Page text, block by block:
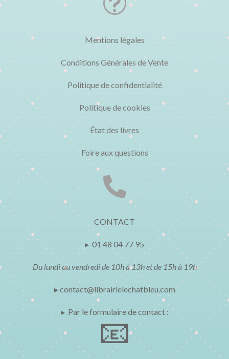
Mentions légales
Conditions Générales de Vente
Politique de confidentialité
Politique de cookies
État des livres
Foire aux questions

CONTACT
▸ 01 48 04 77 95
Du lundi au vendredi de 10h à 13h et de 15h à 19h
▸ contact@librairielechatbleu.com
▸ Par le formulaire de contact :
📧